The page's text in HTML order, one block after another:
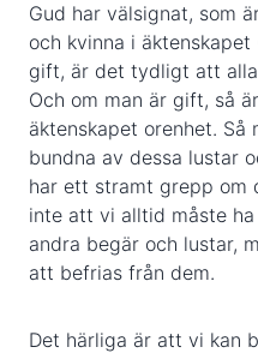
Gud har välsignat, som
och kvinna i
gift, är det tydligt att
Och om man är gift, så
äktenskapet orenhet. Så
bundna av dessa lustar
har ett stramt grepp om
inte att vi alltid måste
andra begär och lustar,
att befrias från dem.
Det härliga är att vi kan